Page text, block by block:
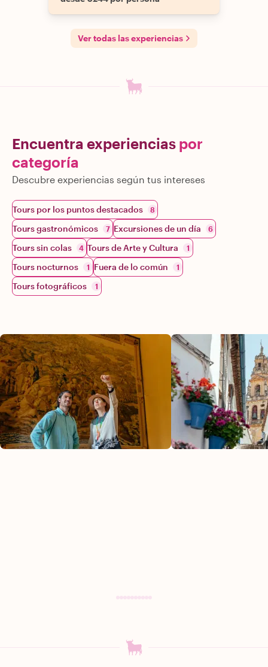
Ver todas las experiencias
Encuentra experiencias por
categoría
Descubre experiencias según tus intereses
Tours por los puntos destacados 8
Tours gastronómicos 7 Excursiones de un día 6
Tours sin colas 4 Tours de Arte y Cultura 1
Tours nocturnos 1 Fuera de lo común 1
Tours fotográficos 1